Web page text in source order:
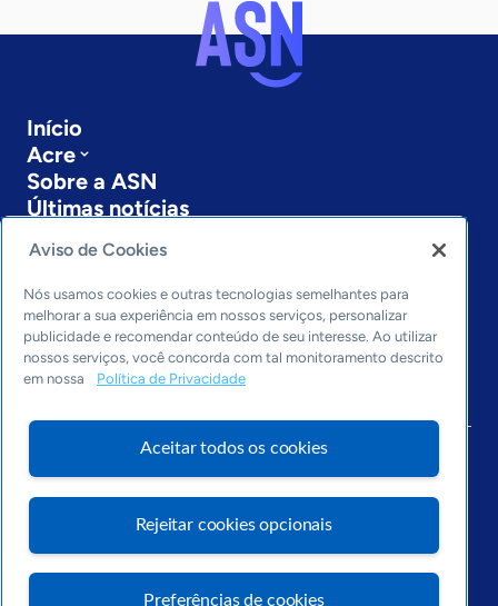
Início
Acre
Sobre a ASN
Últimas notícias
Editorias
Economia & Política
Inovação & Tecnologia
Cultura empreendedora
Dados
Aviso de Cookies
Nós usamos cookies e outras tecnologias semelhantes para
melhorar a sua experiência em nossos serviços, personalizar
publicidade e recomendar conteúdo de seu interesse. Ao utilizar
nossos serviços, você concorda com tal monitoramento descrito
em nossa
Política de Privacidade
Aceitar todos os cookies
Rejeitar cookies opcionais
Preferências de cookies